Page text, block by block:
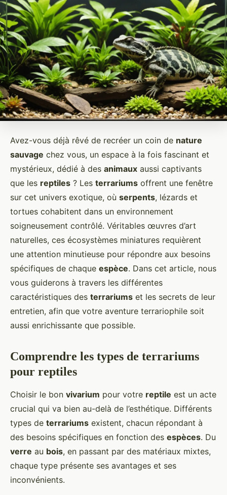
Avez-vous déjà rêvé de recréer un coin de nature
sauvage chez vous, un espace à la fois fascinant et
mystérieux, dédié à des animaux aussi captivants
que les reptiles ? Les terrariums offrent une fenêtre
sur cet univers exotique, où serpents, lézards et
tortues cohabitent dans un environnement
soigneusement contrôlé. Véritables œuvres d’art
naturelles, ces écosystèmes miniatures requièrent
une attention minutieuse pour répondre aux besoins
spécifiques de chaque espèce. Dans cet article, nous
vous guiderons à travers les différentes
caractéristiques des terrariums et les secrets de leur
entretien, afin que votre aventure terrariophile soit
aussi enrichissante que possible.
Comprendre les types de terrariums
pour reptiles
Choisir le bon vivarium pour votre reptile est un acte
crucial qui va bien au-delà de l’esthétique. Différents
types de terrariums existent, chacun répondant à
des besoins spécifiques en fonction des espèces. Du
verre au bois, en passant par des matériaux mixtes,
chaque type présente ses avantages et ses
inconvénients.